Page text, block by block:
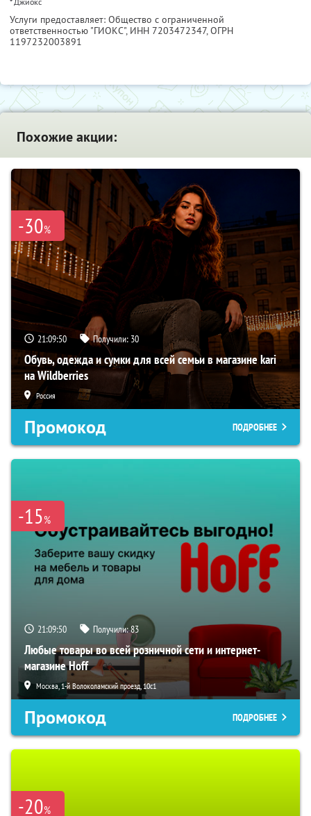
Услуги предоставляет: Общество с ограниченной
ответственностью "ГИОКС", ИНН 7203472347, ОГРН
1197232003891
Похожие акции:
-30%
21:09:49 Получили: 30
Обувь, одежда и сумки для всей семьи в магазине kari
на Wildberries
Россия
Промокод ПОДРОБНЕЕ
-15%
21:09:49 Получили:83
Любые товары во всей розничной сети и интернет-
магазине Hoff
Москва, 1-й Волоколамский проезд, 10с1
Промокод ПОДРОБНЕЕ
-20%